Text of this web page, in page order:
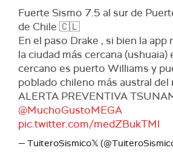
Fuerte Sismo 7.5 al sur de
de Chile 🇨🇱
En el paso Drake , si bien la app
la ciudad más cercana (ushuaia)
cercano es puerto Williams y
poblado chileno más austral del
ALERTA PREVENTIVA
@MuchoGustoMEGA
pic.twitter.com/medZBukTMl
— TuiteroSismico𝕏